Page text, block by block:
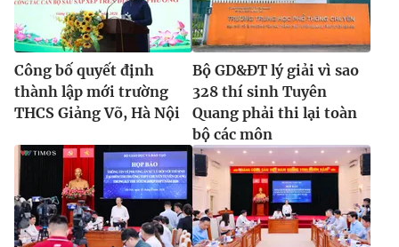
Công bố quyết định
thành lập mới trường
THCS Giảng Võ, Hà Nội
Bộ GD&ĐT lý giải vì sao
328 thí sinh Tuyên
Quang phải thi lại toàn
bộ các môn